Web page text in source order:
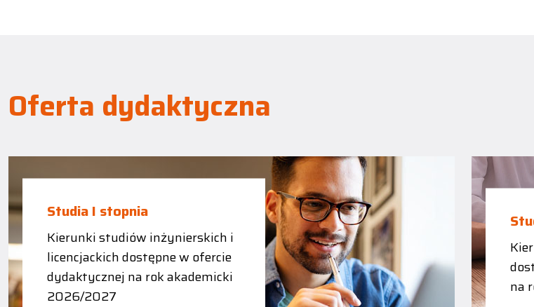
Oferta dydaktyczna
Studia I stopnia
Kierunki studiów inżynierskich i
licencjackich dostępne w ofercie
dydaktycznej na rok akademicki
2026/2027
na